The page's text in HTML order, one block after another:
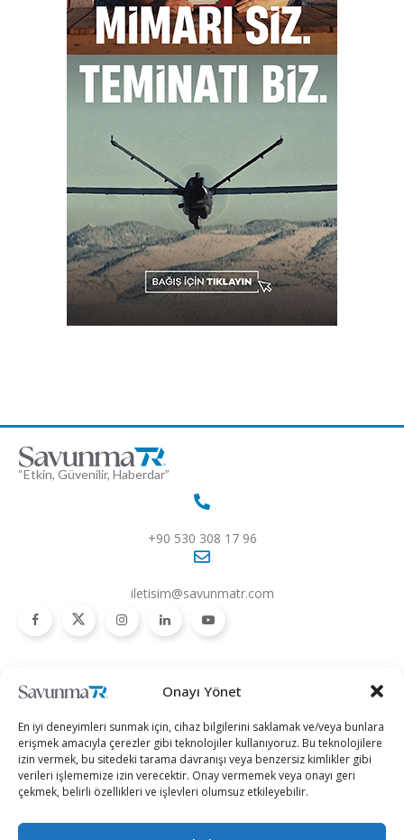
Onayı Yönet
En iyi deneyimleri sunmak için, cihaz bilgilerini saklamak ve/veya bunlara
erişmek amacıyla çerezler gibi teknolojiler kullanıyoruz. Bu teknolojilere
izin vermek, bu sitedeki tarama davranışı veya benzersiz kimlikler gibi
verileri işlememize izin verecektir. Onay vermemek veya onayı geri
çekmek, belirli özellikleri ve işlevleri olumsuz etkileyebilir.
“Etkin, Güvenilir, Haberdar”
+90 530 308 17 96
iletisim@savunmatr.com
Savunma Sanayii
Hava Platformları
Kara Platformları
Deniz Platformları
İnsansız Sistemler
Kategoriler
Siber Güvenlik
Teknoloji
Röportajlar
Politika
SavunmaTR
Hakkımızda
Kariyer
Gizlilik Politikası
Künye